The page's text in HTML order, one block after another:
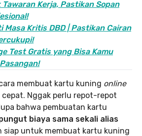
Tawaran Kerja, Pastikan Sopan
Masa Kritis DBD | Pastikan Cairan
Test Gratis yang Bisa Kamu
membuat kartu kuning online
Nggak perlu repot-repot
bahwa pembuatan kartu
biaya sama sekali alias
siap untuk membuat kartu kuning